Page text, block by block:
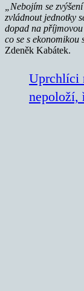
„Nebojím se
zvládnout jednotky
dopad na příjmovou
co se s ekonomikou
Zdeněk Kabátek.
Uprchlíci
nepoloží,